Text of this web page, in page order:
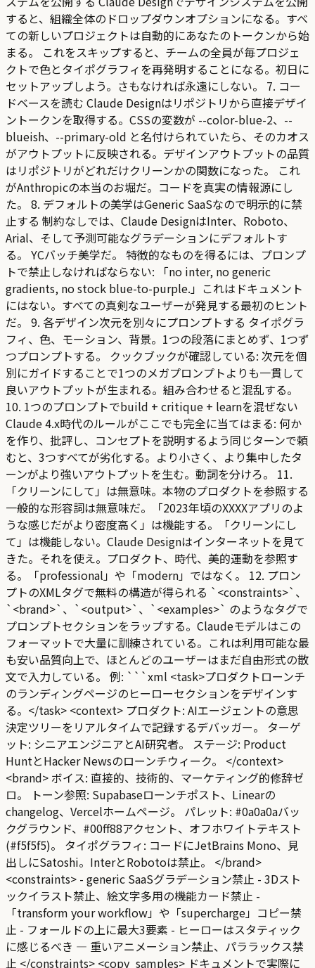
すると、組織全体のドロップダウンオプションになる。すべ
ての新しいプロジェクトは自動的にあなたのトークンから始
まる。 これをスキップすると、チームの全員が毎プロジェ
クトで色とタイポグラフィを再発明することになる。初日に
セットアップしよう。さもなければ永遠にしない。 7. コー
ドベースを読む Claude Designはリポジトリから直接デザイ
ントークンを取得する。CSSの変数が --color-blue-2、--
blueish、--primary-old と名付けられていたら、そのカオス
がアウトプットに反映される。デザインアウトプットの品質
はリポジトリがどれだけクリーンかの関数になった。 これ
がAnthropicの本当のお堀だ。コードを真実の情報源にし
た。 8. デフォルトの美学はGeneric SaaSなので明示的に禁
止する 制約なしでは、Claude DesignはInter、Roboto、
Arial、そして予測可能なグラデーションにデフォルトす
る。 YCバッチ美学だ。 特徴的なものを得るには、プロンプ
トで禁止しなければならない: 「no inter, no generic
gradients, no stock blue-to-purple.」これはドキュメント
にはない。すべての真剣なユーザーが発見する最初のヒント
だ。 9. 各デザイン次元を別々にプロンプトする タイポグラ
フィ、色、モーション、背景。1つの段落にまとめず、1つず
つプロンプトする。 クックブックが確認している: 次元を個
別にガイドすることで1つのメガプロンプトよりも一貫して
良いアウトプットが生まれる。組み合わせると混乱する。
10. 1つのプロンプトでbuild + critique + learnを混ぜない
Claude 4.x時代のルールがここでも完全に当てはまる: 何か
を作り、批評し、コンセプトを説明するよう同じターンで頼
むと、3つすべてが劣化する。より小さく、より集中したタ
ーンがより強いアウトプットを生む。動詞を分けろ。 11.
「クリーンにして」は無意味。本物のプロダクトを参照する
一般的な形容詞は無意味だ。「2023年頃のXXXXアプリのよ
うな感じだがより密度高く」は機能する。「クリーンにし
て」は機能しない。Claude Designはインターネットを見て
きた。それを使え。プロダクト、時代、美的運動を参照す
る。「professional」や「modern」ではなく。 12. プロン
プトのXMLタグで無料の構造が得られる `<constraints>`、
`<brand>`、`<output>`、`<examples>` のようなタグで
プロンプトセクションをラップする。Claudeモデルはこの
フォーマットで大量に訓練されている。これは利用可能な最
も安い品質向上で、ほとんどのユーザーはまだ自由形式の散
文で入力している。 例: ```xml <task>プロダクトローンチ
のランディングページのヒーローセクションをデザインす
る。</task> <context> プロダクト: AIエージェントの意思
決定ツリーをリアルタイムで記録するデバッガー。 ターゲ
ット: シニアエンジニアとAI研究者。 ステージ: Product
HuntとHacker Newsのローンチウィーク。 </context>
<brand> ボイス: 直接的、技術的、マーケティング的修辞ゼ
ロ。 トーン参照: Supabaseローンチポスト、Linearの
changelog、Vercelホームページ。 パレット: #0a0a0aバッ
クグラウンド、#00ff88アクセント、オフホワイトテキスト
(#f5f5f5)。 タイポグラフィ: コードにJetBrains Mono、見
出しにSatoshi。InterとRobotoは禁止。 </brand>
<constraints> - generic SaaSグラデーション禁止 - 3Dスト
ックイラスト禁止、絵文字多用の機能カード禁止 -
「transform your workflow」や「supercharge」コピー禁
止 - フォールドの上に最大3要素 - ヒーローはスタティック
に感じるべき — 重いアニメーション禁止、パララックス禁
止 </constraints> <copy_samples> ドキュメントで実際に